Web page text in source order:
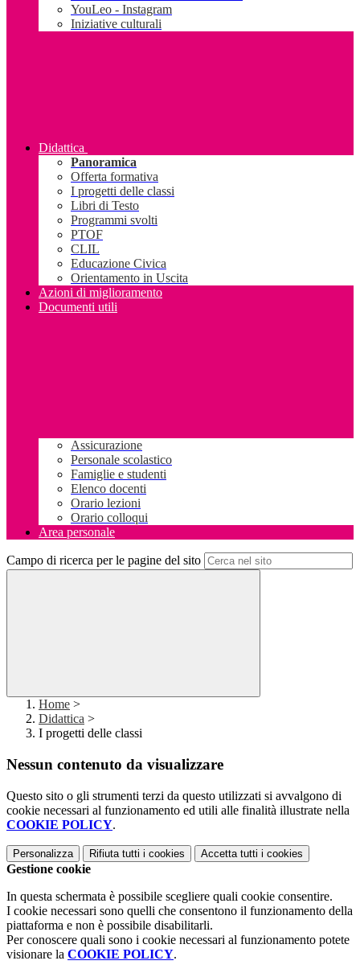
YouLeo - Instagram
Iniziative culturali
Didattica
Panoramica
Offerta formativa
I progetti delle classi
Libri di Testo
Programmi svolti
PTOF
CLIL
Educazione Civica
Orientamento in Uscita
Azioni di miglioramento
Documenti utili
Assicurazione
Personale scolastico
Famiglie e studenti
Elenco docenti
Orario lezioni
Orario colloqui
Area personale
Campo di ricerca per le pagine del sito
Home >
Didattica >
I progetti delle classi
Nessun contenuto da visualizzare
Questo sito o gli strumenti terzi da questo utilizzati si avvalgono di
cookie necessari al funzionamento ed utili alle finalità illustrate nella
COOKIE POLICY.
Personalizza Rifiuta tutti i cookies Accetta tutti i cookies
Gestione cookie
In questa schermata è possibile scegliere quali cookie consentire.
I cookie necessari sono quelli che consentono il funzionamento della
piattaforma e non è possibile disabilitarli.
Per conoscere quali sono i cookie necessari al funzionamento potete
visionare la COOKIE POLICY.